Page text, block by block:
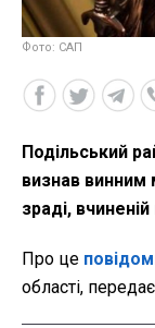
Фото: САП
Подільський
визнав винним
зраді,
Про це
області, передає